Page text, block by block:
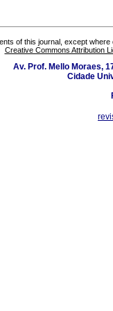
of this journal, except
Creative Commons Attribution
Av. Prof. Mello Moraes,
Cidade